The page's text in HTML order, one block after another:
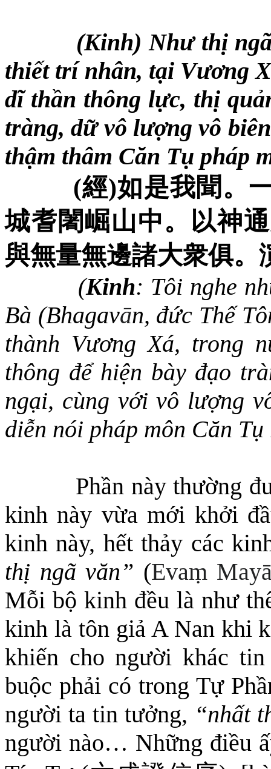
(Kinh) Như thị
thiết trí nhân, tại Vương
dĩ thần thông lực, thị
tràng, dữ vô lượng vô
thậm thâm Căn Tụ pháp
(經)如是我聞。
城耆闍崛山中。以神
與無量無邊諸大衆俱。
(Kinh: Tôi nghe
Bà (Bhagavān, đức Thế
thành Vương Xá, trong
thông để hiện bày đạo
ngại, cùng với vô lượng
diễn nói pháp môn Căn
Phần này thường
kinh này vừa mới khởi
kinh này, hết thảy các
thị ngã văn” (Evaṃ
Mỗi bộ kinh đều là như
kinh là tôn giả A Nan khi
khiến cho người khác
buộc phải có trong Tự
người ta tin tưởng, “nhất
người nào… Những điều